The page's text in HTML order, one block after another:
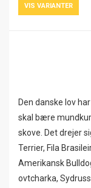
Den danske lov
skal bære
skove. Det drejer
Terrier, Fila
Amerikansk
ovtcharka,